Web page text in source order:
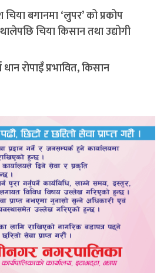
बगानमा ‘लुपर’ को प्रकोप
चिया किसान तथा उद्योगी
धान रोपाइँ प्रभावित, किसान